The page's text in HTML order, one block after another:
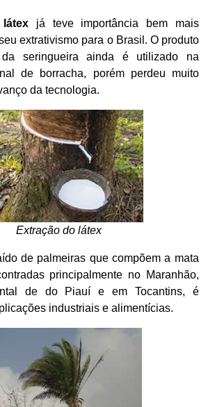
látex já teve importância bem mais
extrativismo para o Brasil. O produto
seringueira ainda é utilizado na
de borracha, porém perdeu muito
da tecnologia.
Extração do látex
de palmeiras que compõem a mata
principalmente no Maranhão,
de do Piauí e em Tocantins, é
industriais e alimentícias.